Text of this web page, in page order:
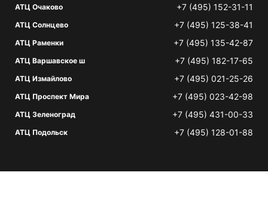
АТЦ Очаково +7 (495) 152-31-11
АТЦ Солнцево +7 (495) 125-38-41
АТЦ Раменки +7 (495) 135-42-87
АТЦ Варшавское ш +7 (495) 182-17-65
АТЦ Измайлово +7 (495) 021-25-26
АТЦ Проспект Мира +7 (495) 023-42-98
АТЦ Зеленоград +7 (495) 431-00-33
АТЦ Подольск +7 (495) 128-01-88